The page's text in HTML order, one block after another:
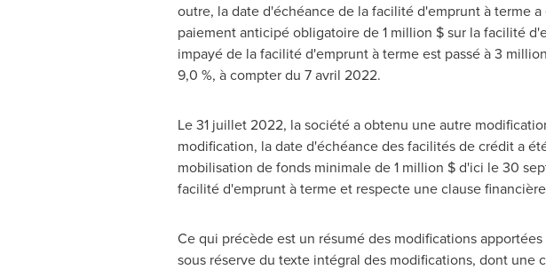
outre, la date d'échéance de la facilité d'emprunt à terme
paiement anticipé obligatoire de 1 million $ sur la facilité
impayé de la facilité d'emprunt à terme est passé à 3
9,0 %, à compter du 7 avril 2022.
Le 31 juillet 2022, la société a obtenu une autre
modification, la date d'échéance des facilités de crédit a
mobilisation de fonds minimale de 1 million $ d'ici le 30
facilité d'emprunt à terme et respecte une clause
Ce qui précède est un résumé des modifications
sous réserve du texte intégral des modifications, dont une